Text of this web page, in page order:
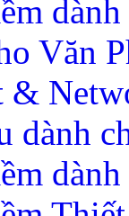
Văn
&
dành